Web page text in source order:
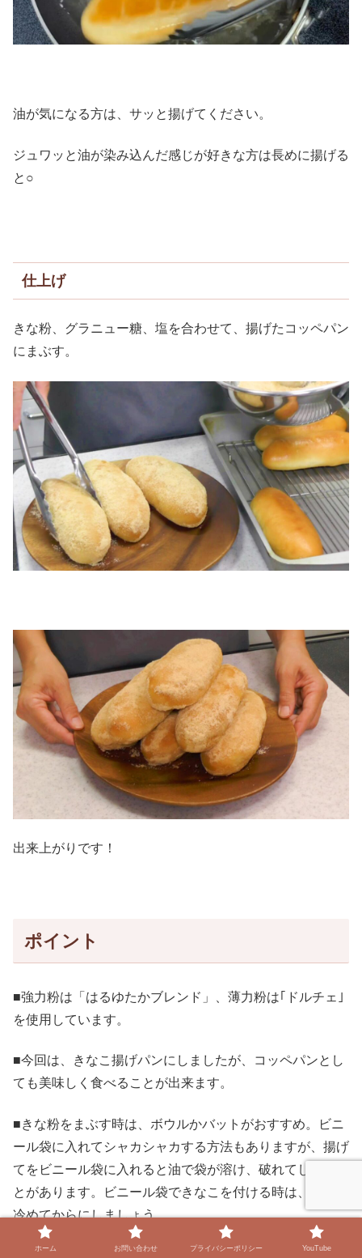
油が気になる方は、サッと揚げてください。
ジュワッと油が染み込んだ感じが好きな方は長めに揚げる
と○
仕上げ
きな粉、グラニュー糖、塩を合わせて、揚げたコッペパン
にまぶす。
出来上がりです！
ポイント
■強力粉は「はるゆたかブレンド」、薄力粉は｢ドルチェ｣
を使用しています。
■今回は、きなこ揚げパンにしましたが、コッペパンとし
ても美味しく食べることが出来ます。
■きな粉をまぶす時は、ボウルかバットがおすすめ。ビニ
ール袋に入れてシャカシャカする方法もありますが、揚げ
てをビニール袋に入れると油で袋が溶け、破れてしまうこ
とがあります。ビニール袋できなこを付ける時は、パンが
冷めてからにしましょう。
ホーム お問い合わせ プライバシーポリシー YouTube